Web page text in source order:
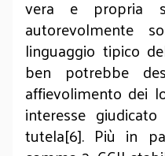
vera e propria
autorevolmente
linguaggio tipico
ben potrebbe
affievolimento dei
interesse
tutela[6]. Più in